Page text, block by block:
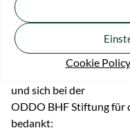
Cookie Policy
Zur
Wir freuen uns über den
Grenzenlos“ vom
des Saarländische
und sich bei der
ODDO BHF Stiftung für
bedankt: